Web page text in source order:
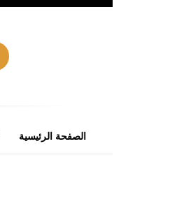
الصفحة الرئيسية